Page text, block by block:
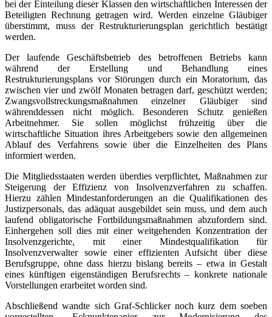
bei der Einteilung dieser Klassen den wirtschaftlichen Interessen der
Beteiligten Rechnung getragen wird. Werden einzelne Gläubiger
überstimmt, muss der Restrukturierungsplan gerichtlich bestätigt
werden.
Der laufende Geschäftsbetrieb des betroffenen Betriebs kann
während der Erstellung und Behandlung eines
Restrukturierungsplans vor Störungen durch ein Moratorium, das
zwischen vier und zwölf Monaten betragen darf, geschützt werden;
Zwangsvollstreckungsmaßnahmen einzelner Gläubiger sind
währenddessen nicht möglich. Besonderen Schutz genießen
Arbeitnehmer. Sie sollen möglichst frühzeitig über die
wirtschaftliche Situation ihres Arbeitgebers sowie den allgemeinen
Ablauf des Verfahrens sowie über die Einzelheiten des Plans
informiert werden.
Die Mitgliedsstaaten werden überdies verpflichtet, Maßnahmen zur
Steigerung der Effizienz von Insolvenzverfahren zu schaffen.
Hierzu zählen Mindestanforderungen an die Qualifikationen des
Justizpersonals, das adäquat ausgebildet sein muss, und dem auch
laufend obligatorische Fortbildungsmaßnahmen abzufordern sind.
Einhergehen soll dies mit einer weitgehenden Konzentration der
Insolvenzgerichte, mit einer Mindestqualifikation für
Insolvenzverwalter sowie einer effizienten Aufsicht über diese
Berufsgruppe, ohne dass hierzu bislang bereits – etwa in Gestalt
eines künftigen eigenständigen Berufsrechts – konkrete nationale
Vorstellungen erarbeitet worden sind.
Abschließend wandte sich Graf-Schlicker noch kurz dem soeben